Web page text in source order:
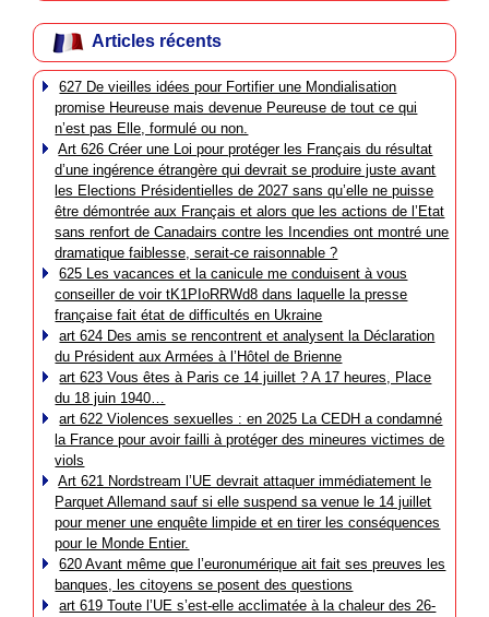
Articles récents
627 De vieilles idées pour Fortifier une Mondialisation
promise Heureuse mais devenue Peureuse de tout ce qui
n’est pas Elle, formulé ou non.
Art 626 Créer une Loi pour protéger les Français du résultat
d’une ingérence étrangère qui devrait se produire juste avant
les Elections Présidentielles de 2027 sans qu’elle ne puisse
être démontrée aux Français et alors que les actions de l’Etat
sans renfort de Canadairs contre les Incendies ont montré une
dramatique faiblesse, serait-ce raisonnable ?
625 Les vacances et la canicule me conduisent à vous
conseiller de voir tK1PIoRRWd8 dans laquelle la presse
française fait état de difficultés en Ukraine
art 624 Des amis se rencontrent et analysent la Déclaration
du Président aux Armées à l’Hôtel de Brienne
art 623 Vous êtes à Paris ce 14 juillet ? A 17 heures, Place
du 18 juin 1940…
art 622 Violences sexuelles : en 2025 La CEDH a condamné
la France pour avoir failli à protéger des mineures victimes de
viols
Art 621 Nordstream l’UE devrait attaquer immédiatement le
Parquet Allemand sauf si elle suspend sa venue le 14 juillet
pour mener une enquête limpide et en tirer les conséquences
pour le Monde Entier.
620 Avant même que l’euronumérique ait fait ses preuves les
banques, les citoyens se posent des questions
art 619 Toute l’UE s’est-elle acclimatée à la chaleur des 26-